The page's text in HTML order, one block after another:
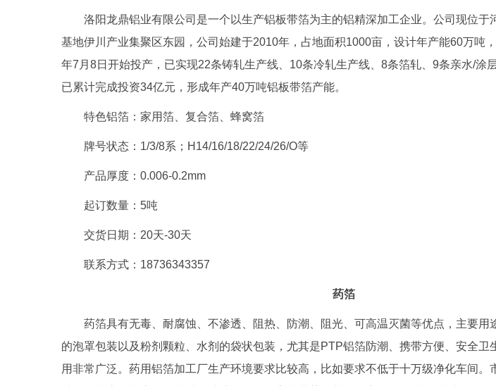
洛阳龙鼎铝业有限公司是一个以生产铝板带箔为主的铝精深加工企业。公司现位于
基地伊川产业集聚区东园，公司始建于2010年，占地面积1000亩，设计年产能60万吨
年7月8日开始投产，已实现22条铸轧生产线、10条冷轧生产线、8条箔轧、9条亲水/涂
已累计完成投资34亿元，形成年产40万吨铝板带箔产能。
特色铝箔：家用箔、复合箔、蜂窝箔
牌号状态：1/3/8系；H14/16/18/22/24/26/O等
产品厚度：0.006-0.2mm
起订数量：5吨
交货日期：20天-30天
联系方式：18736343357
药箔
药箔具有无毒、耐腐蚀、不渗透、阻热、防潮、阻光、可高温灭菌等优点，主要用
的泡罩包装以及粉剂颗粒、水剂的袋状包装，尤其是PTP铝箔防潮、携带方便、安全卫
用非常广泛。药用铝箔加工厂生产环境要求比较高，比如要求不低于十万级净化车间。